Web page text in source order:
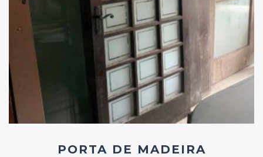
Add
ao
Favoritos
PORTA DE MADEIRA